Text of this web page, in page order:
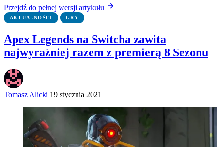
Przejdź do pełnej wersji artykułu
AKTUALNOŚCI GRY
Apex Legends na Switcha zawita
najwyraźniej razem z premierą 8 Sezonu
Tomasz Alicki 19 stycznia 2021